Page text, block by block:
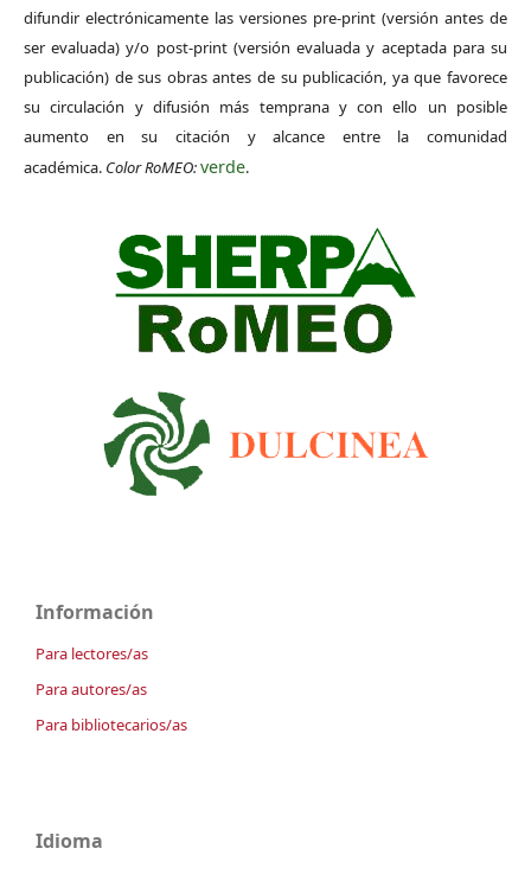
difundir electrónicamente las versiones pre-print (versión antes de
ser evaluada) y/o post-print (versión evaluada y aceptada para su
publicación) de sus obras antes de su publicación, ya que favorece
su circulación y difusión más temprana y con ello un posible
aumento en su citación y alcance entre la comunidad
académica. Color RoMEO:verde.
Información
Para lectores/as
Para autores/as
Para bibliotecarios/as
Idioma